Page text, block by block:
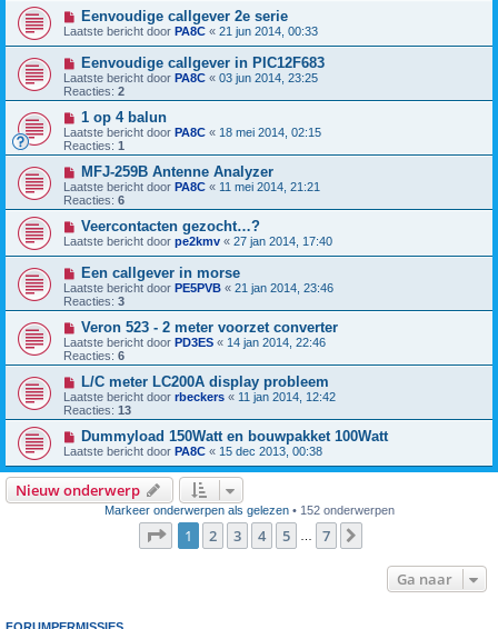
Eenvoudige callgever 2e serie
Laatste bericht door PA8C « 21 jun 2014, 00:33
Eenvoudige callgever in PIC12F683
Laatste bericht door PA8C « 03 jun 2014, 23:25
Reacties: 2
1 op 4 balun
Laatste bericht door PA8C « 18 mei 2014, 02:15
Reacties: 1
MFJ-259B Antenne Analyzer
Laatste bericht door PA8C « 11 mei 2014, 21:21
Reacties: 6
Veercontacten gezocht…?
Laatste bericht door pe2kmv « 27 jan 2014, 17:40
Een callgever in morse
Laatste bericht door PE5PVB « 21 jan 2014, 23:46
Reacties: 3
Veron 523 - 2 meter voorzet converter
Laatste bericht door PD3ES « 14 jan 2014, 22:46
Reacties: 6
L/C meter LC200A display probleem
Laatste bericht door rbeckers « 11 jan 2014, 12:42
Reacties: 13
Dummyload 150Watt en bouwpakket 100Watt
Laatste bericht door PA8C « 15 dec 2013, 00:38
Nieuw onderwerp
Markeer onderwerpen als gelezen• 152 onderwerpen
Pagina van 7
1 2 3 4 5 7
Ga naar